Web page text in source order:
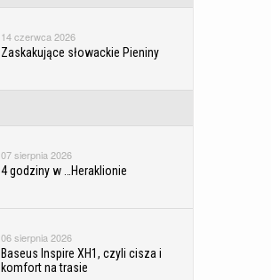
14 czerwca 2026
Zaskakujące słowackie Pieniny
07 sierpnia 2026
4 godziny w …Heraklionie
06 sierpnia 2026
Baseus Inspire XH1, czyli cisza i
komfort na trasie